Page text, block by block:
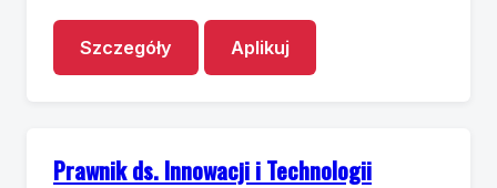
Szczegóły Aplikuj
Prawnik ds. Innowacji i Technologii